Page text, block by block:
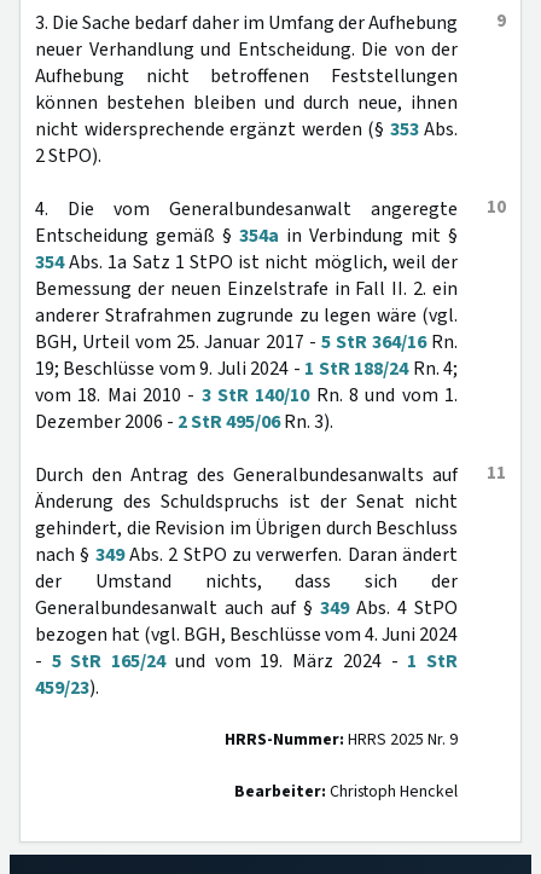
9
3. Die Sache bedarf daher im Umfang der Aufhebung
neuer Verhandlung und Entscheidung. Die von der
Aufhebung nicht betroffenen Feststellungen
können bestehen bleiben und durch neue, ihnen
nicht widersprechende ergänzt werden (§ 353Abs.
2 StPO).
10
4. Die vom Generalbundesanwalt angeregte
Entscheidung gemäß § 354a in Verbindung mit §
354Abs. 1a Satz 1 StPO ist nicht möglich, weil der
Bemessung der neuen Einzelstrafe in Fall II. 2. ein
anderer Strafrahmen zugrunde zu legen wäre (vgl.
BGH, Urteil vom 25. Januar 2017 - 5 StR 364/16Rn.
19; Beschlüsse vom 9. Juli 2024 - 1 StR 188/24Rn. 4;
vom 18. Mai 2010 - 3 StR 140/10Rn. 8 und vom 1.
Dezember 2006 - 2 StR 495/06Rn. 3).
11
Durch den Antrag des Generalbundesanwalts auf
Änderung des Schuldspruchs ist der Senat nicht
gehindert, die Revision im Übrigen durch Beschluss
nach § 349Abs. 2 StPO zu verwerfen. Daran ändert
der Umstand nichts, dass sich der
Generalbundesanwalt auch auf § 349Abs. 4 StPO
bezogen hat (vgl. BGH, Beschlüsse vom 4. Juni 2024
- 5 StR 165/24und vom 19. März 2024 - 1 StR
459/23).
HRRS-Nummer: HRRS 2025 Nr. 9
Bearbeiter: Christoph Henckel